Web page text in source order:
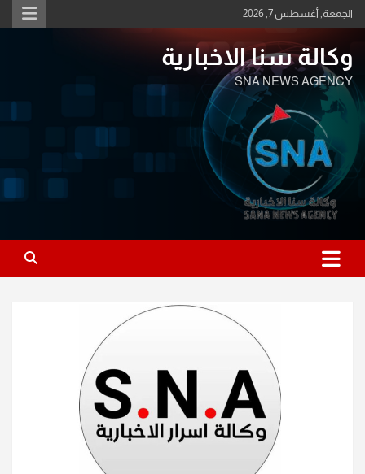
Skip
to
الجمعة, أغسطس 7, 2026
وكالة سنا الاخبارية
SNA NEWS AGENCY